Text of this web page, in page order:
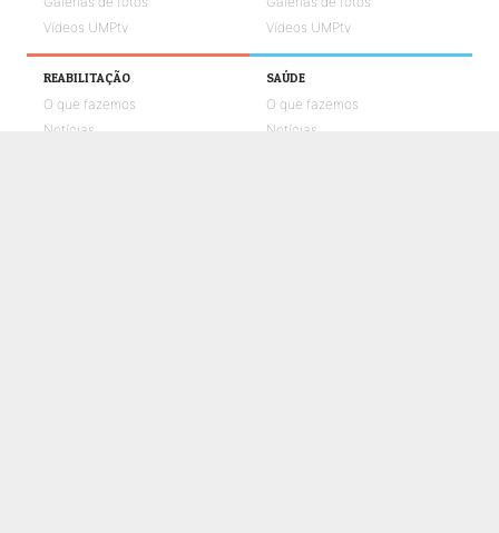
Vídeos UMPtv
Vídeos UMPtv
REABILITAÇÃO
O que fazemos
Notícias
SAÚDE
O que fazemos
Notícias